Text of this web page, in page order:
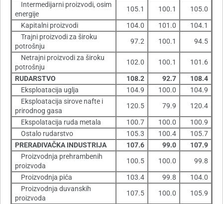
Intermedijarni proizvodi, osim
energije
105.1 100.1 105.0
Kapitalni proizvodi 104.0 101.0
104.1
Trajni proizvodi za široku
potrošnju
97.2 100.1 94.5
Netrajni proizvodi za široku
potrošnju
102.0 100.1 101.6
RUDARSTVO 108.2 92.7
108.4
Eksploatacija uglja
104.9 100.0
104.9
Eksploatacija sirove nafte i
prirodnog gasa
120.5 79.9 120.4
Ekspolatacija ruda metala 100.7 100.0
100.9
Ostalo rudarstvo
105.3 100.4
105.7
PRERAÐIVAČKA INDUSTRIJA
107.6 99.0
107.9
Proizvodnja prehrambenih
proizvoda
100.5 100.0 99.8
Proizvodnja pića 103.4 99.8
104.0
Proizvodnja duvanskih
proizvoda
107.5 100.0 105.9